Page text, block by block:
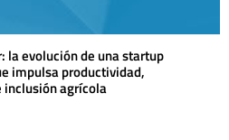
la evolución de una startup
impulsa productividad,
inclusión agrícola